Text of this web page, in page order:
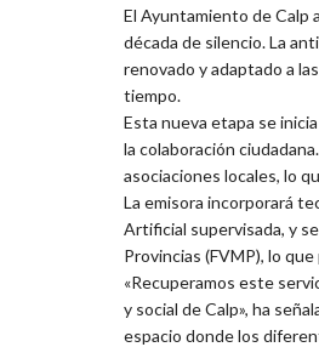
El Ayuntamiento de Calp
década de silencio. La
renovado y adaptado a
tiempo.
Esta nueva etapa se
la colaboración
asociaciones locales, lo
La emisora incorporará
Artificial supervisada, y
Provincias (FVMP), lo
«Recuperamos este
y social de Calp», ha
espacio donde los